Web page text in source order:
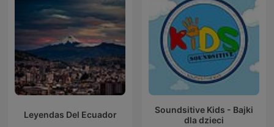
Leyendas Del Ecuador
Soundsitive Kids - Bajki
dla dzieci